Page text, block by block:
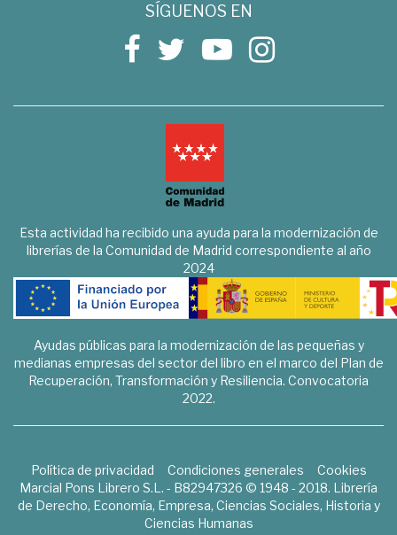
SÍGUENOS EN
Esta actividad ha recibido una ayuda para la modernización de
librerías de la Comunidad de Madrid correspondiente al año
2024
Ayudas públicas para la modernización de las pequeñas y
medianas empresas del sector del libro en el marco del Plan de
Recuperación, Transformación y Resiliencia. Convocatoria
2022.
Política de privacidad Condiciones generales
Cookies
Marcial Pons Librero S.L. - B82947326 © 1948 - 2018. Librería
de Derecho, Economía, Empresa, Ciencias Sociales, Historia y
Ciencias Humanas